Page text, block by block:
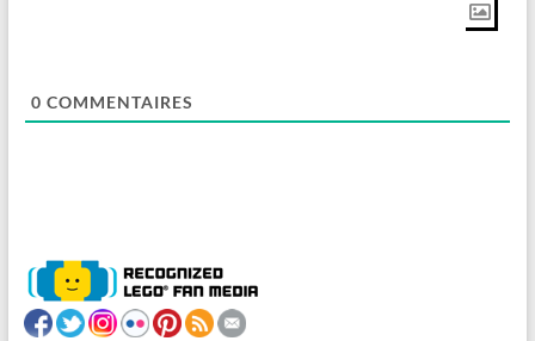
0 COMMENTAIRES